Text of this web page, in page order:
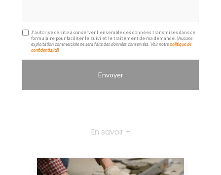
J'autorise ce site à conserver l'ensemble des données transmises dans ce
formulaire pour faciliter le suivi et le traitement de ma demande.(Aucune
exploitation commerciale ne sera faite des données conservées. Voir notrepolitique de
confidentialité)
En savoir +